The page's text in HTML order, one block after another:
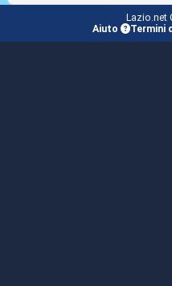
Lazio.net
Aiuto
Termini